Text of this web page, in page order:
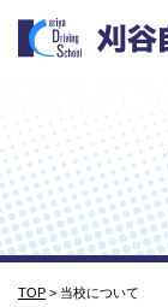
TOP > 当校について